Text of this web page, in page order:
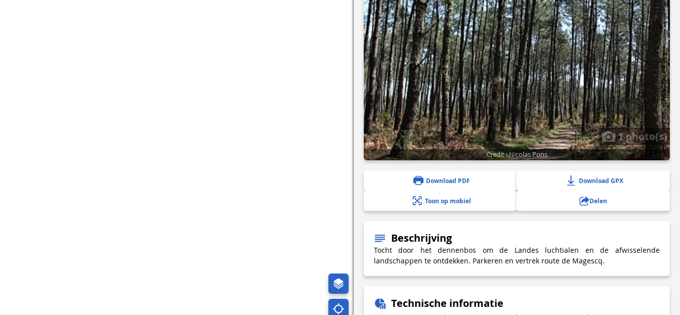
1 photo(s)
Credit : Nicolas Pons
Download PDF Download GPX
Toon op mobiel Delen
Beschrijving
Tocht door het dennenbos om de Landes luchtialen en de afwisselende
landschappen te ontdekken. Parkeren en vertrek route de Magescq.
Technische informatie